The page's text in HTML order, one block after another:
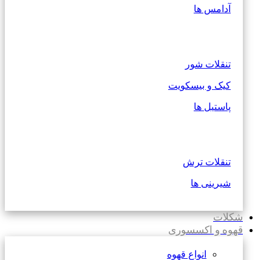
آدامس ها
تنقلات شور
کیک و بیسکویت
پاستیل ها
تنقلات ترش
شیرینی ها
شکلات
قهوه و اکسسوری
انواع قهوه